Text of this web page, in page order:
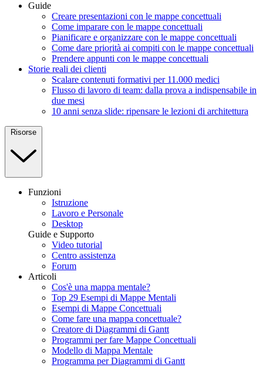
Guide
Creare presentazioni con le mappe concettuali
Come imparare con le mappe concettuali
Pianificare e organizzare con le mappe concettuali
Come dare priorità ai compiti con le mappe concettuali
Prendere appunti con le mappe concettuali
Storie reali dei clienti
Scalare contenuti formativi per 11.000 medici
Flusso di lavoro di team: dalla prova a indispensabile in
due mesi
10 anni senza slide: ripensare le lezioni di architettura
Risorse
Funzioni
Istruzione
Lavoro e Personale
Desktop
Guide e Supporto
Video tutorial
Centro assistenza
Forum
Articoli
Cos'è una mappa mentale?
Top 29 Esempi di Mappe Mentali
Esempi di Mappe Concettuali
Come fare una mappa concettuale?
Creatore di Diagrammi di Gantt
Programmi per fare Mappe Concettuali
Modello di Mappa Mentale
Programma per Diagrammi di Gantt